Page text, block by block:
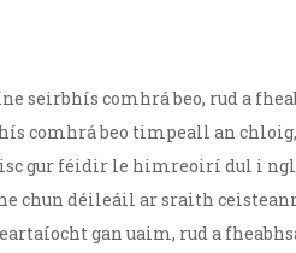
seirbhís comhrá beo, rud a
comhrá beo timpeall an
gur féidir le himreoirí dul i
chun déileáil ar sraith
gan uaim, rud a